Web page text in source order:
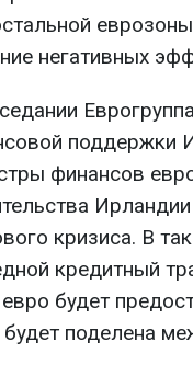
негативных
поддержки
финансов
кризиса. В
кредитный
будет
будет поделена